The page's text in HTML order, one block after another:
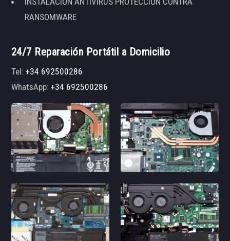
RANSOMWARE
24/7 Reparación Portátil a Domicilio
Tel:+34 692500286
WhatsApp:+34 692500286